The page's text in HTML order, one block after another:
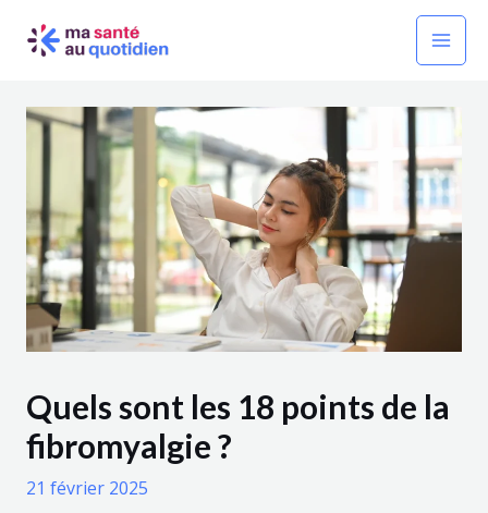
Main
Quels sont les 18 points de la
fibromyalgie ?
21 février 2025
des